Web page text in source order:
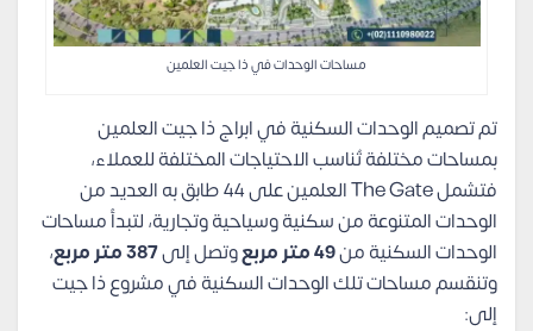
مساحات الوحدات في ذا جيت العلمين
تم تصميم الوحدات السكنية في ابراج ذا جيت العلمين
بمساحات مختلفة تُناسب الاحتياجات المختلفة للعملاء،
فتشمل The Gate العلمين على 44 طابق به العديد من
الوحدات المتنوعة من سكنية وسياحية وتجارية، لتبدأ مساحات
الوحدات السكنية من49 متر مربع وتصل إلى387 متر مربع
،
وتنقسم مساحات تلك الوحدات السكنية في مشروع ذا جيت
إلى: